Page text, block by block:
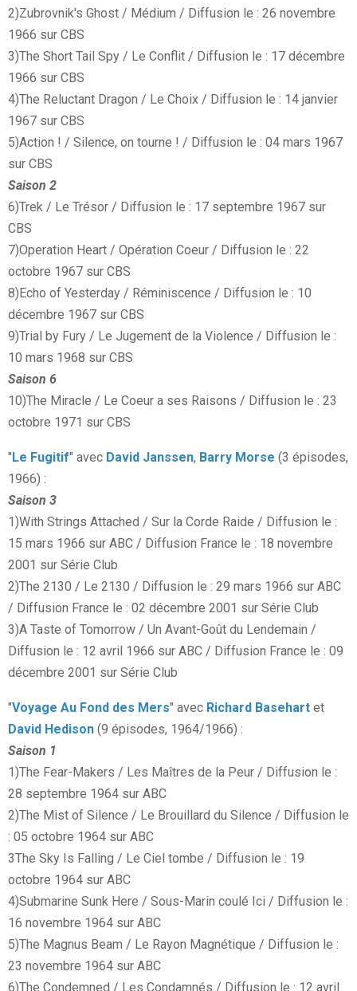
2)Zubrovnik's Ghost / Médium / Diffusion le : 26 novembre
1966 sur CBS
3)The Short Tail Spy / Le Conflit / Diffusion le : 17 décembre
1966 sur CBS
4)The Reluctant Dragon / Le Choix / Diffusion le : 14 janvier
1967 sur CBS
5)Action ! / Silence, on tourne ! / Diffusion le : 04 mars 1967
sur CBS
Saison 2
6)Trek / Le Trésor / Diffusion le : 17 septembre 1967 sur
CBS
7)Operation Heart / Opération Coeur / Diffusion le : 22
octobre 1967 sur CBS
8)Echo of Yesterday / Réminiscence / Diffusion le : 10
décembre 1967 sur CBS
9)Trial by Fury / Le Jugement de la Violence / Diffusion le :
10 mars 1968 sur CBS
Saison 6
10)The Miracle / Le Coeur a ses Raisons / Diffusion le : 23
octobre 1971 sur CBS
"Le Fugitif" avec David Janssen, Barry Morse (3 épisodes,
1966) :
Saison 3
1)With Strings Attached / Sur la Corde Raide / Diffusion le :
15 mars 1966 sur ABC / Diffusion France le : 18 novembre
2001 sur Série Club
2)The 2130 / Le 2130 / Diffusion le : 29 mars 1966 sur ABC
/ Diffusion France le : 02 décembre 2001 sur Série Club
3)A Taste of Tomorrow / Un Avant-Goût du Lendemain /
Diffusion le : 12 avril 1966 sur ABC / Diffusion France le : 09
décembre 2001 sur Série Club
"Voyage Au Fond des Mers" avec Richard Basehart et
David Hedison (9 épisodes, 1964/1966) :
Saison 1
1)The Fear-Makers / Les Maîtres de la Peur / Diffusion le :
28 septembre 1964 sur ABC
2)The Mist of Silence / Le Brouillard du Silence / Diffusion le
: 05 octobre 1964 sur ABC
3The Sky Is Falling / Le Ciel tombe / Diffusion le : 19
octobre 1964 sur ABC
4)Submarine Sunk Here / Sous-Marin coulé Ici / Diffusion le :
16 novembre 1964 sur ABC
5)The Magnus Beam / Le Rayon Magnétique / Diffusion le :
23 novembre 1964 sur ABC
6)The Condemned / Les Condamnés / Diffusion le : 12 avril